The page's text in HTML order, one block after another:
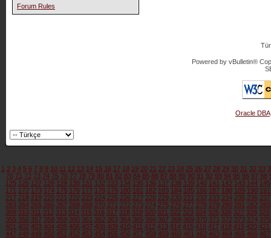
Forum Rules
Powered by vBulletin®
Oracle DBA
1 2 3 4 5 6 7 8 9 10 11 12 13 14 15 16 17 18 19 20 21 22 23 24 25 26 27 28 29 30 31 32 33
70 71 72 73 74 75 76 77 78 79 80 81 82 83 84 85 86 87 88 89 90 91 92 93 94 95 96 97 98
125 126 127 128 129 130 131 132 133 134 135 136 137 138 139 140 141 142 143 144 145
171 172 173 174 175 176 177 178 179 180 181 182 183 184 185 186 187 188 189 190 191
217 218 219 220 221 222 223 224 225 226 227 228 229 230 231 232 233 234 235 236 237
263 264 265 266 267 268 269 270 271 272 273 274 275 276 277 278 279 280 281 282 283
309 310 311 312 313 314 315 316 317 318 319 320 321 322 323 324 325 326 327 328 329
355 356 357 358 359 360 361 362 363 364 365 366 367 368 369 370 371 372 373 374 375
401 402 403 404 405 406 407 408 409 410 411 412 413 414 415 416 417 418 419 420 421
447 448 449 450 451 452 453 454 455 456 457 458 459 460 461 462 463 464 465 466 467